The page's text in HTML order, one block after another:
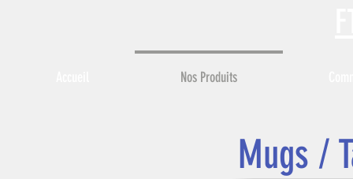
Nos Produits
Mugs /